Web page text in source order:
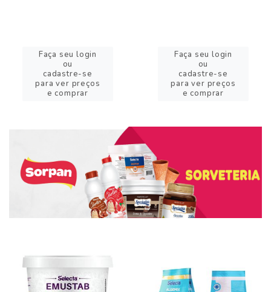
Faça seu login
ou
cadastre-se
para ver preços
e comprar
Faça seu login
ou
cadastre-se
para ver preços
e comprar